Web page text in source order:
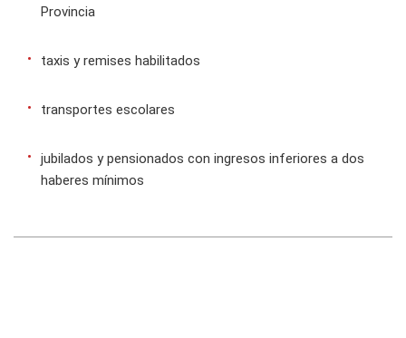
Provincia
taxis y remises habilitados
transportes escolares
jubilados y pensionados con ingresos inferiores a dos
haberes mínimos